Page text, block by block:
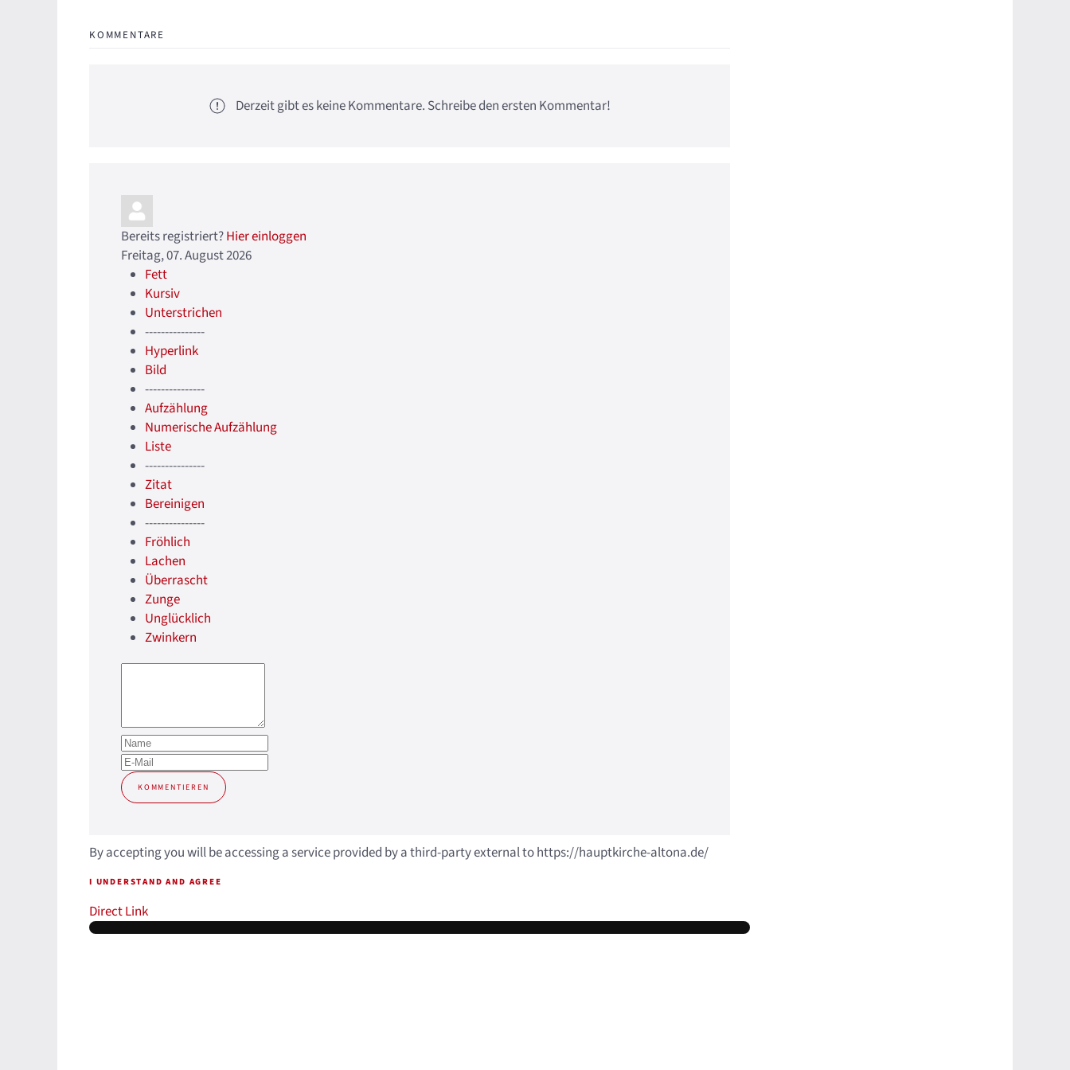
KOMMENTARE
Derzeit gibt es keine Kommentare. Schreibe den ersten Kommentar!
Bereits registriert?Hier einloggen
Freitag, 07. August 2026
Fett
Kursiv
Unterstrichen
---------------
Hyperlink
Bild
---------------
Aufzählung
Numerische Aufzählung
Liste
---------------
Zitat
Bereinigen
---------------
Fröhlich
Lachen
Überrascht
Zunge
Unglücklich
Zwinkern
KOMMENTIEREN
By accepting you will be accessing a service provided by a third-party external to https://hauptkirche-altona.de/
I UNDERSTAND AND AGREE
Direct Link